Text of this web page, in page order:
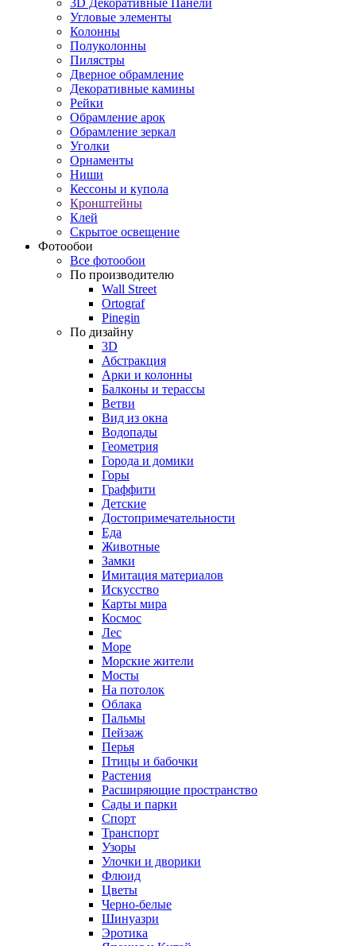
3D Декоративные Панели
Угловые элементы
Колонны
Полуколонны
Пилястры
Дверное обрамление
Декоративные камины
Рейки
Обрамление арок
Обрамление зеркал
Уголки
Орнаменты
Ниши
Кессоны и купола
Кронштейны
Клей
Скрытое освещение
Фотообои
Все фотообои
По производителю
Wall Street
Ortograf
Pinegin
По дизайну
3D
Абстракция
Арки и колонны
Балконы и терассы
Ветви
Вид из окна
Водопады
Геометрия
Города и домики
Горы
Граффити
Детские
Достопримечательности
Еда
Животные
Замки
Имитация материалов
Искусство
Карты мира
Космос
Лес
Море
Морские жители
Мосты
На потолок
Облака
Пальмы
Пейзаж
Перья
Птицы и бабочки
Растения
Расширяющие пространство
Сады и парки
Спорт
Транспорт
Узоры
Улочки и дворики
Флюид
Цветы
Черно-белые
Шинуазри
Эротика